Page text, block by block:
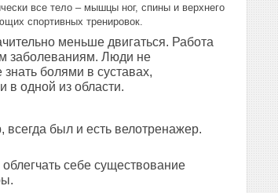
все тело – мышцы ног, спины и верхнего
спортивных тренировок.
меньше двигаться. Работа
заболеваниям. Люди не
болями в суставах,
в одной из области.
был и есть велотренажер.
себе существование